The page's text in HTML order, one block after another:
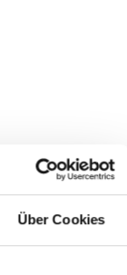
Über Cookies